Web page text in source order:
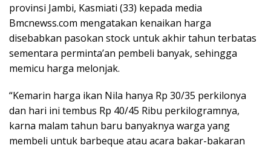
provinsi Jambi, Kasmiati (33) kepada media
Bmcnewss.com mengatakan kenaikan harga
disebabkan pasokan stock untuk akhir tahun terbatas
sementara perminta’an pembeli banyak, sehingga
memicu harga melonjak.
“Kemarin harga ikan Nila hanya Rp 30/35 perkilonya
dan hari ini tembus Rp 40/45 Ribu perkilogramnya,
karna malam tahun baru banyaknya warga yang
membeli untuk barbeque atau acara bakar-bakaran